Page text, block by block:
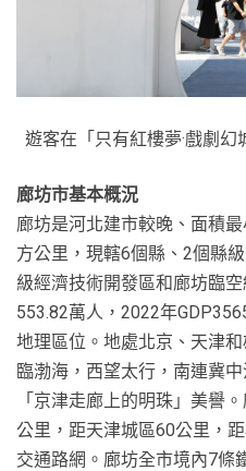
遊客在「只有紅樓夢·戲劇幻
廊坊市基本概況
廊坊是河北建市較晚、面積
方公里，現轄6個縣、2個縣
級經濟技術開發區和廊坊臨
553.82萬人，2022年
地理區位。地處北京、天津
臨渤海，西望太行，南連冀
「京津走廊上的明珠」美譽
公里，距天津城區60公里，
交通路網。廊坊全市境內7條